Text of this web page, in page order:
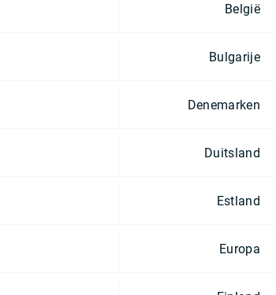
België
Bulgarije
Denemarken
Duitsland
Estland
Europa